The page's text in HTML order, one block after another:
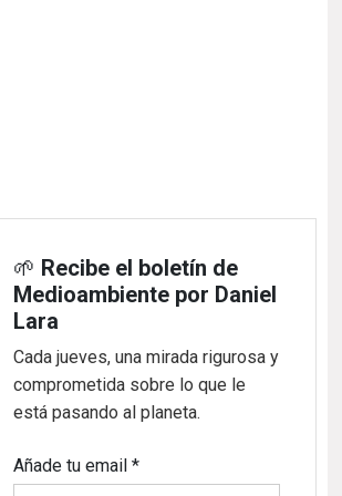
🌱 Recibe el boletín de
Medioambiente por Daniel
Lara
Cada jueves, una mirada rigurosa y
comprometida sobre lo que le
está pasando al planeta.
Añade tu email*